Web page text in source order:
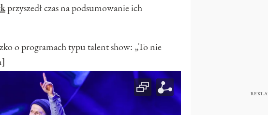
przyszedł czas na podsumowanie ich
o programach typu talent show: „To nie